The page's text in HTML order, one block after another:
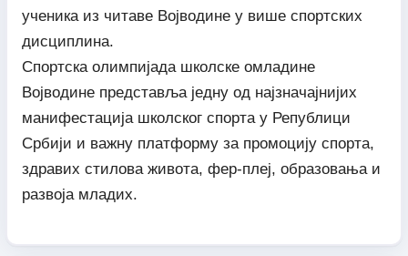
ученика из читаве Војводине у више спортских
дисциплина.
Спортска олимпијада школске омладине
Војводине представља једну од најзначајнијих
манифестација школског спорта у Републици
Србији и важну платформу за промоцију спорта,
здравих стилова живота, фер-плеј, образовања и
развоја младих.